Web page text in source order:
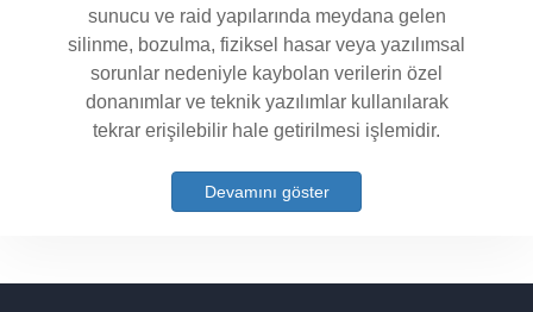
sunucu ve raid yapılarında meydana gelen
silinme, bozulma, fiziksel hasar veya yazılımsal
sorunlar nedeniyle kaybolan verilerin özel
donanımlar ve teknik yazılımlar kullanılarak
tekrar erişilebilir hale getirilmesi işlemidir.
Devamını göster